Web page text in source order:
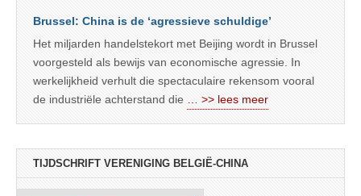
Brussel: China is de ‘agressieve schuldige’
Het miljarden handelstekort met Beijing wordt in Brussel
voorgesteld als bewijs van economische agressie. In
werkelijkheid verhult die spectaculaire rekensom vooral
de industriële achterstand die
… >> lees meer
TIJDSCHRIFT VERENIGING BELGIË-CHINA